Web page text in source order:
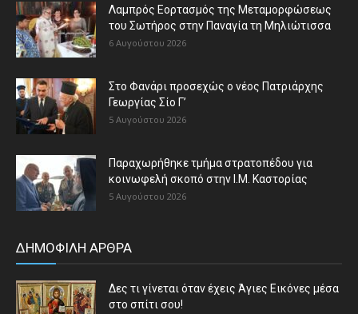
Λαμπρός Εορτασμός της Μεταμορφώσεως
του Σωτήρος στην Παναγία τη Μηλιώτισσα
6 Αυγούστου 2026
Στο Φανάρι προσεχώς ο νέος Πατριάρχης
Γεωργίας Σίο Γ’
5 Αυγούστου 2026
Παραχωρήθηκε τμήμα στρατοπέδου για
κοινωφελή σκοπό στην Ι.Μ. Καστορίας
5 Αυγούστου 2026
ΔΗΜΟΦΙΛΗ ΑΡΘΡΑ
Δες τι γίνεται όταν έχεις Άγιες Εικόνες μέσα
στο σπίτι σου!